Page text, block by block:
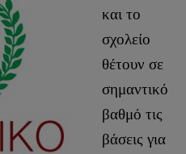
και το
σχολείο
θέτουν σε
σημαντικό
βαθμό τις
βάσεις για